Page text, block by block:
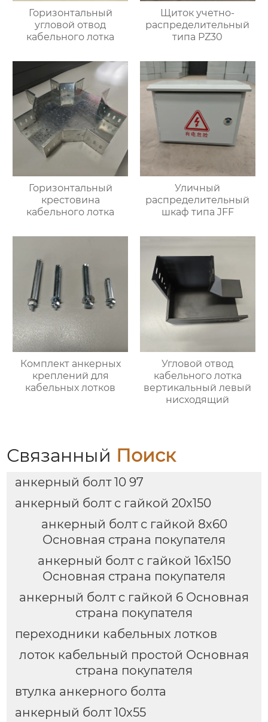
Горизонтальный
угловой отвод
кабельного лотка
Щиток учетно-
распределительный
типа PZ30
Горизонтальный
крестовина
кабельного лотка
Уличный
распределительный
шкаф типа JFF
Комплект анкерных
креплений для
кабельных лотков
Угловой отвод
кабельного лотка
вертикальный левый
нисходящий
Связанный Поиск
анкерный болт 10 97
анкерный болт с гайкой 20х150
анкерный болт с гайкой 8х60
Основная страна покупателя
анкерный болт с гайкой 16х150
Основная страна покупателя
анкерный болт с гайкой 6 Основная
страна покупателя
переходники кабельных лотков
лоток кабельный простой Основная
страна покупателя
втулка анкерного болта
анкерный болт 10х55